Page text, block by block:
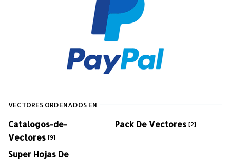
VECTORES ORDENADOS EN
Catalogos-de-
Vectores [9]
Pack De Vectores [2]
Super Hojas De